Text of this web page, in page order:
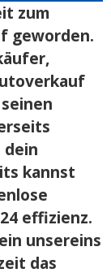
zum
geworden.
kannst
effizienz.
unsereins
das